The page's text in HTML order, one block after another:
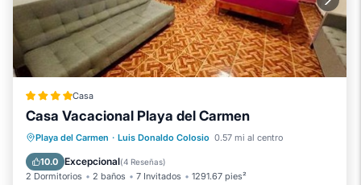
Casa
Casa Vacacional Playa del Carmen
Playa del Carmen · Luis Donaldo Colosio 0.57 mi al centro
10.0 Excepcional(4 Reseñas)
2 Dormitorios 2 baños 7 Invitados 1291.67 pies²
Aparcamiento
Balcón/Terraza
Vistas
Aire acondicionado